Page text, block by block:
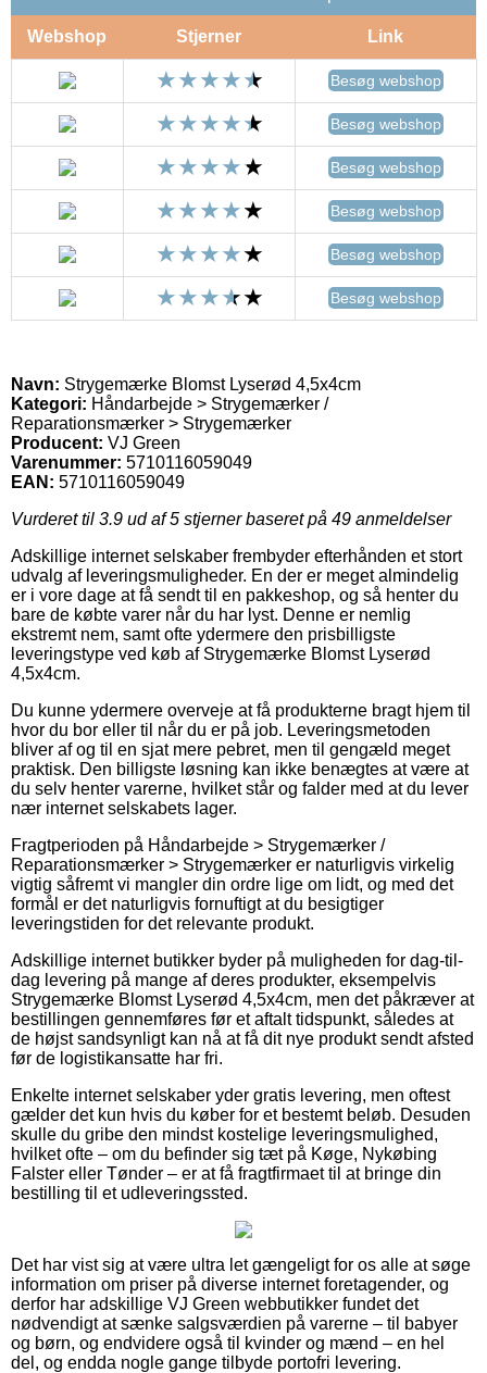
Webshop Stjerner Link
Besøg webshop
Besøg webshop
Besøg webshop
Besøg webshop
Besøg webshop
Besøg webshop
Navn: Strygemærke Blomst Lyserød 4,5x4cm
Kategori: Håndarbejde > Strygemærker /
Reparationsmærker > Strygemærker
Producent: VJ Green
Varenummer: 5710116059049
EAN: 5710116059049
Vurderet til 3.9 ud af 5 stjerner baseret på 49 anmeldelser
Adskillige internet selskaber frembyder efterhånden et stort
udvalg af leveringsmuligheder. En der er meget almindelig
er i vore dage at få sendt til en pakkeshop, og så henter du
bare de købte varer når du har lyst. Denne er nemlig
ekstremt nem, samt ofte ydermere den prisbilligste
leveringstype ved køb af Strygemærke Blomst Lyserød
4,5x4cm.
Du kunne ydermere overveje at få produkterne bragt hjem til
hvor du bor eller til når du er på job. Leveringsmetoden
bliver af og til en sjat mere pebret, men til gengæld meget
praktisk. Den billigste løsning kan ikke benægtes at være at
du selv henter varerne, hvilket står og falder med at du lever
nær internet selskabets lager.
Fragtperioden på Håndarbejde > Strygemærker /
Reparationsmærker > Strygemærker er naturligvis virkelig
vigtig såfremt vi mangler din ordre lige om lidt, og med det
formål er det naturligvis fornuftigt at du besigtiger
leveringstiden for det relevante produkt.
Adskillige internet butikker byder på muligheden for dag-til-
dag levering på mange af deres produkter, eksempelvis
Strygemærke Blomst Lyserød 4,5x4cm, men det påkræver at
bestillingen gennemføres før et aftalt tidspunkt, således at
de højst sandsynligt kan nå at få dit nye produkt sendt afsted
før de logistikansatte har fri.
Enkelte internet selskaber yder gratis levering, men oftest
gælder det kun hvis du køber for et bestemt beløb. Desuden
skulle du gribe den mindst kostelige leveringsmulighed,
hvilket ofte – om du befinder sig tæt på Køge, Nykøbing
Falster eller Tønder – er at få fragtfirmaet til at bringe din
bestilling til et udleveringssted.
Det har vist sig at være ultra let gængeligt for os alle at søge
information om priser på diverse internet foretagender, og
derfor har adskillige VJ Green webbutikker fundet det
nødvendigt at sænke salgsværdien på varerne – til babyer
og børn, og endvidere også til kvinder og mænd – en hel
del, og endda nogle gange tilbyde portofri levering.